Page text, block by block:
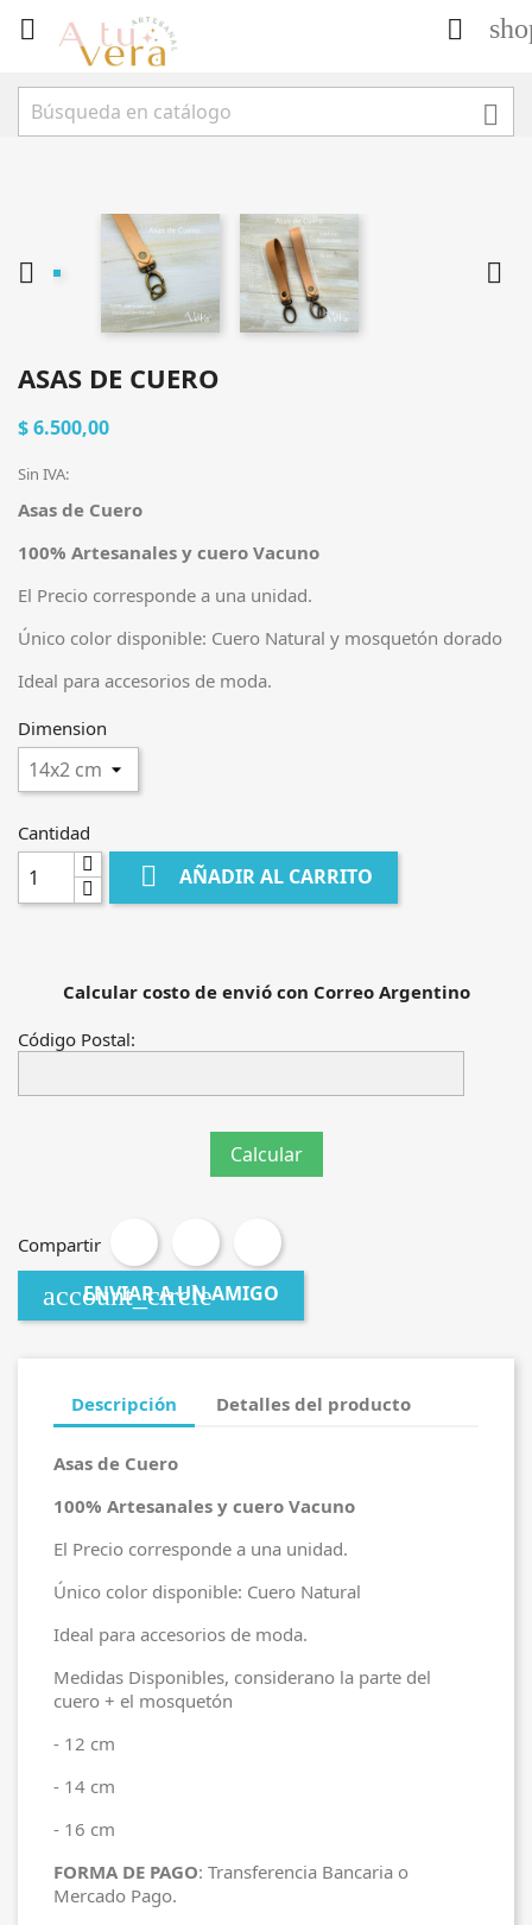
 

 
ASAS DE CUERO
$ 6.500,00
Sin IVA:
Asas de Cuero
100% Artesanales y cuero Vacuno
El Precio corresponde a una unidad.
Único color disponible: Cuero Natural y mosquetón dorado
Ideal para accesorios de moda.
Dimension
Cantidad
 AÑADIR AL CARRITO
Calcular costo de envió con Correo Argentino
Código Postal:
Compartir
account_circle
ENVIAR A UN AMIGO
Descripción Detalles del producto
Asas de Cuero
100% Artesanales y cuero Vacuno
El Precio corresponde a una unidad.
Único color disponible: Cuero Natural
Ideal para accesorios de moda.
Medidas Disponibles, considerano la parte del
cuero + el mosquetón
- 12 cm
- 14 cm
- 16 cm
FORMA DE PAGO: Transferencia Bancaria o
Mercado Pago.